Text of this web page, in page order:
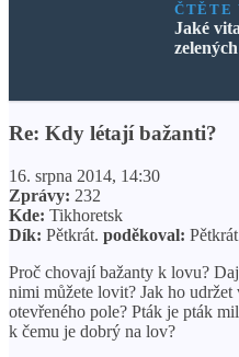
ČTĚTE
Jaké
Re: Kdy létají bažanti?
16. srpna 2014, 14:30
Zprávy: 232
Kde: Tikhoretsk
Dík: Pětkrát. poděkoval:
Proč chovají bažanty k lovu?
nimi můžete lovit? Jak ho
otevřeného pole? Pták je pták
k čemu je dobrý na lov?